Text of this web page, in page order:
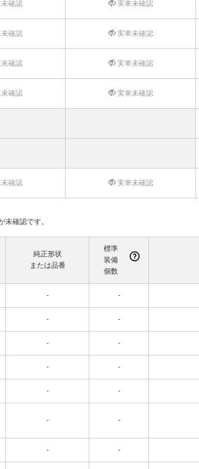
確認 実車未確認
確認 実車未確認
確認 実車未確認
確認 実車未確認
確認 実車未確認
確認です。
純正形状
または品番
標準
装備
個数
- -
- -
- -
- -
- -
- -
- -